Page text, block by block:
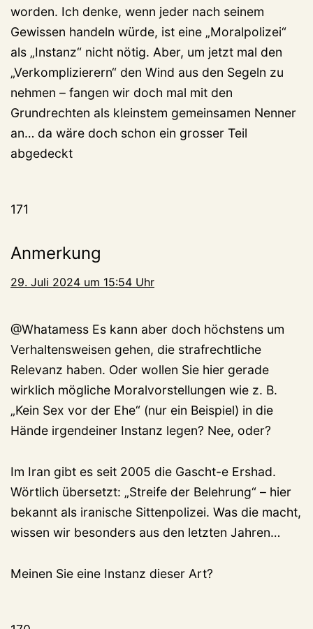
worden. Ich denke, wenn jeder nach seinem
Gewissen handeln würde, ist eine „Moralpolizei“
als „Instanz“ nicht nötig. Aber, um jetzt mal den
„Verkomplizierern“ den Wind aus den Segeln zu
nehmen – fangen wir doch mal mit den
Grundrechten als kleinstem gemeinsamen Nenner
an… da wäre doch schon ein grosser Teil
abgedeckt
171
Anmerkung
29. Juli 2024 um 15:54 Uhr
@Whatamess Es kann aber doch höchstens um
Verhaltensweisen gehen, die strafrechtliche
Relevanz haben. Oder wollen Sie hier gerade
wirklich mögliche Moralvorstellungen wie z. B.
„Kein Sex vor der Ehe“ (nur ein Beispiel) in die
Hände irgendeiner Instanz legen? Nee, oder?
Im Iran gibt es seit 2005 die Gascht-e Ershad.
Wörtlich übersetzt: „Streife der Belehrung“ – hier
bekannt als iranische Sittenpolizei. Was die macht,
wissen wir besonders aus den letzten Jahren…
Meinen Sie eine Instanz dieser Art?